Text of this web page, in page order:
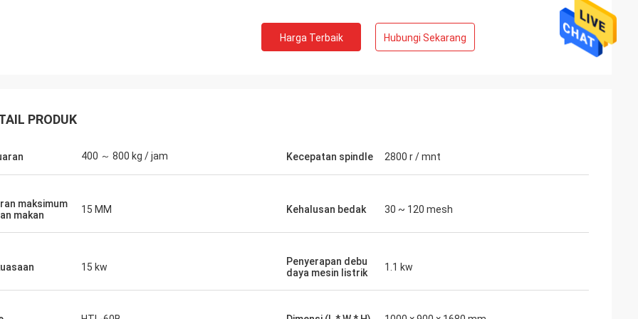
nyata, logistik
mesin,
sangat
video,
Engineer juga
berterima kasih
Mesin sangat bagus, garansi satu tahun,
Harga Terbaik Hubungi Sekarang
PRODUK
400 ～ 800 kg / jam Kecepatan spindle 2800 r / mnt
maksimum
makan
15 MM Kehalusan bedak 30 ~ 120 mesh
15 kw
Penyerapan debu
daya mesin listrik
1.1 kw